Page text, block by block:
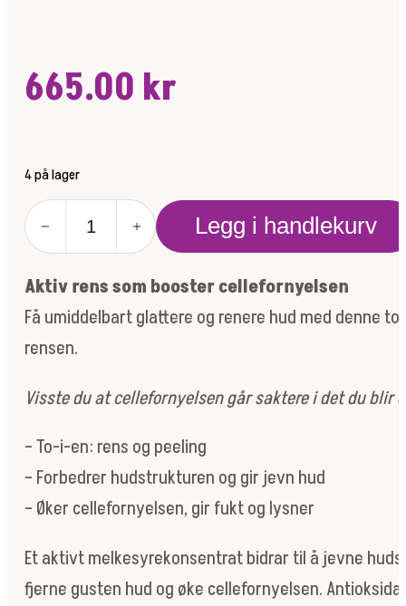
665.00 kr
4 på lager
AGE
SMART
-
RESURFACING
CLEANSER
150ML
antall
Legg i handlekurv
Aktiv rens som booster cellefornyelsen
Få umiddelbart glattere og renere hud med denne
rensen.
Visste du at cellefornyelsen går saktere i det du blir
– To-i-en: rens og peeling
– Forbedrer hudstrukturen og gir jevn hud
– Øker cellefornyelsen, gir fukt og lysner
Et aktivt melkesyrekonsentrat bidrar til å jevne
fjerne gusten hud og øke cellefornyelsen.